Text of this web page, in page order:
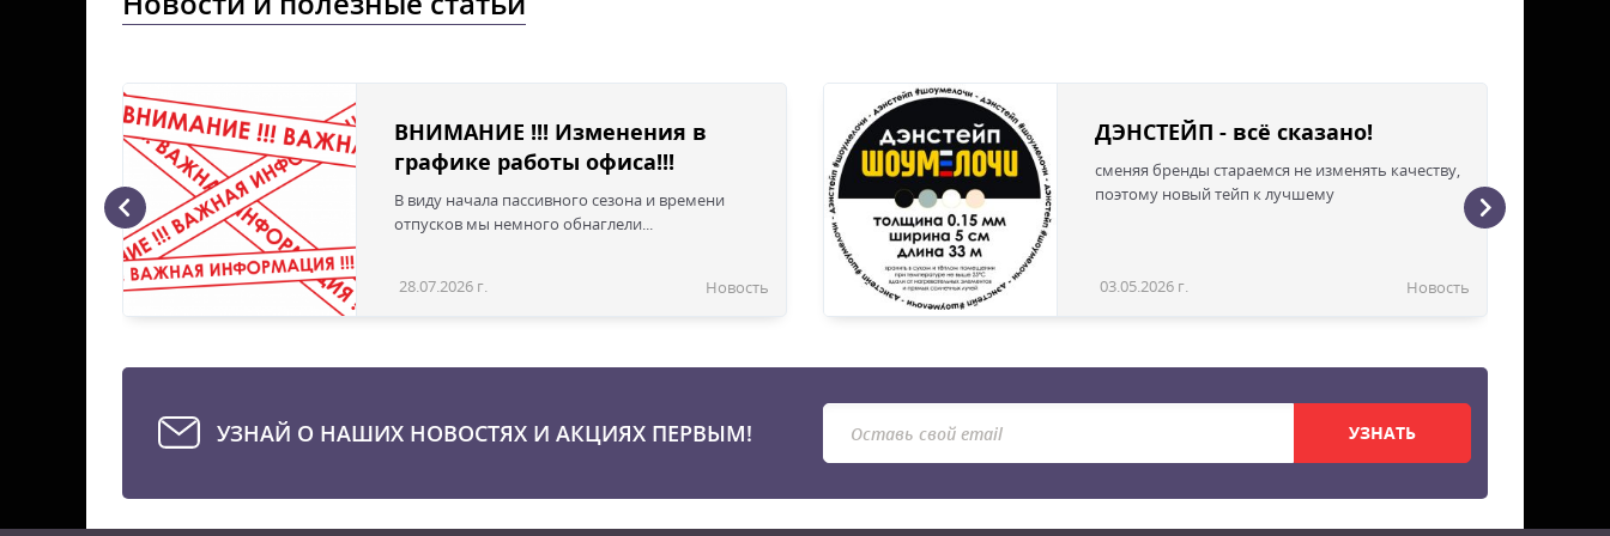
ВНИМАНИЕ !!! Изменения в
графике работы офиса!!!
В виду начала пассивного сезона и времени
отпусков мы немного обнаглели...
28.07.2026 г. Новость
ДЭНСТЕЙП - всё сказано!
сменяя бренды стараемся не изменять качеству,
поэтому новый тейп к лучшему
03.05.2026 г. Новость
УЗНАЙ О НАШИХ НОВОСТЯХ И АКЦИЯХ ПЕРВЫМ! УЗНАТЬ